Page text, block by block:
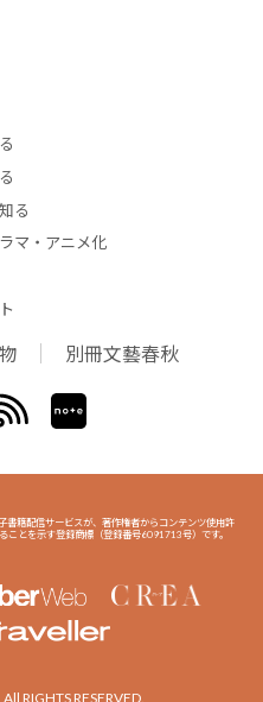
る
マ・アニメ化
別冊文藝春秋
書籍配信サービスが、著作権者からコンテンツ使用許
ことを示す登録商標（登録番号6091713号）です。
RIGHTS RESERVED.